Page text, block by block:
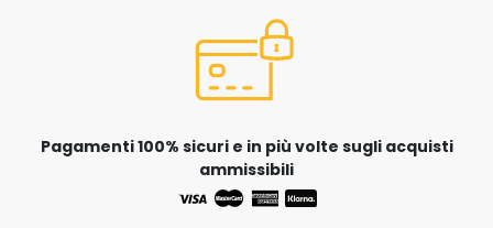
Pagamenti 100% sicuri e in più volte sugli acquisti
ammissibili